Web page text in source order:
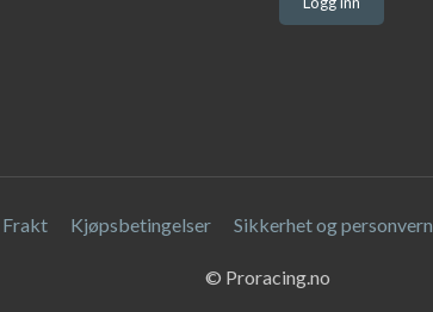
Frakt Kjøpsbetingelser Sikkerhet og personvern
© Proracing.no